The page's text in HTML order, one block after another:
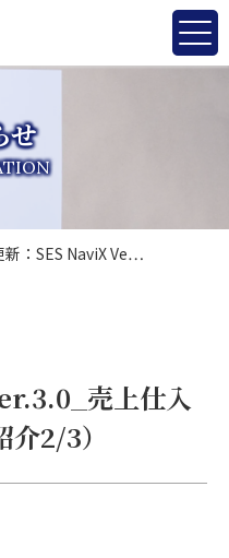
せ
新：SES NaviX Ve…
売上仕入
2/3）